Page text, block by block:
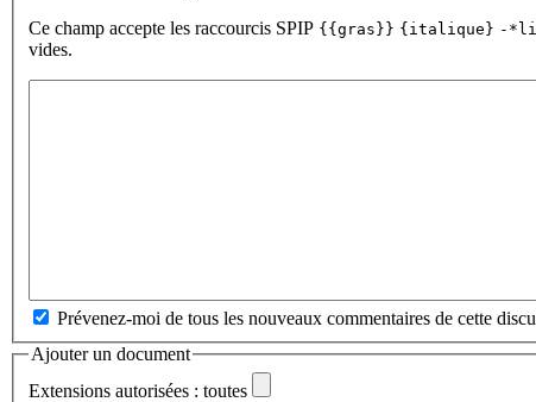
Ce champ accepte les raccourcis SPIP {{gras}} {italique} -
vides.
Prévenez-moi de tous les nouveaux commentaires de cette
Ajouter un document
Extensions autorisées : toutes